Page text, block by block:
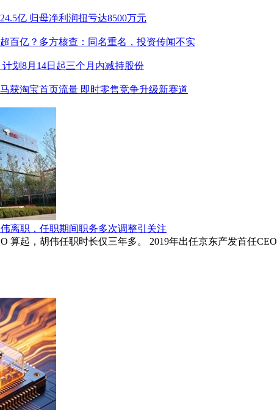
亿 归母净利润扭亏达8500万元
百亿？多方核查：同名重名，投资传闻不实
划8月14日起三个月内减持股份
获淘宝首页流量 即时零售竞争升级新赛道
离职，任职期间职务多次调整引关注
算起，胡伟任职时长仅三年多。 2019年出任京东产发首任